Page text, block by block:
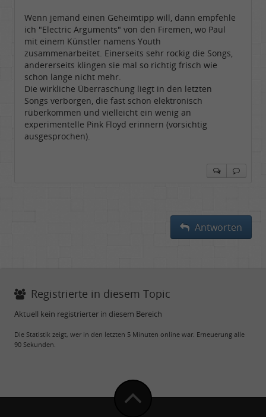
Wenn jemand einen Geheimtipp will, dann empfehle
ich "Electric Arguments" von den Firemen, wo Paul
mit einem Künstler namens Youth
zusammenarbeitet. Einerseits sehr rockig die Songs,
andererseits klingen sie mal so richtig frisch wie
schon lange nicht mehr.
Die wirkliche Überraschung liegt in den letzten
Songs verborgen, die fast schon elektronisch
rüberkommen und vielleicht ein wenig an
experimentelle Pink Floyd erinnern (vorsichtig
ausgesprochen).
Antworten
Registrierte in diesem Topic
Aktuell kein registrierter in diesem Bereich
Die Statistik zeigt, wer in den letzten 5 Minuten online war. Erneuerung alle
90 Sekunden.